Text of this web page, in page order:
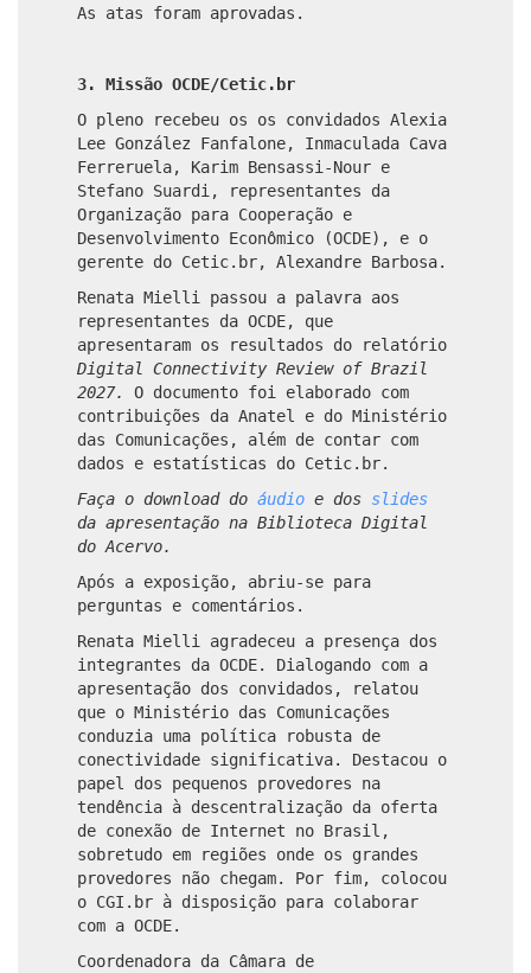
As atas foram aprovadas.
3. Missão OCDE/Cetic.br
O pleno recebeu os os convidados Alexia
Lee González Fanfalone, Inmaculada Cava
Ferreruela, Karim Bensassi-Nour e
Stefano Suardi, representantes da
Organização para Cooperação e
Desenvolvimento Econômico (OCDE), e o
gerente do Cetic.br, Alexandre Barbosa.
Renata Mielli passou a palavra aos
representantes da OCDE, que
apresentaram os resultados do relatório
Digital Connectivity Review of Brazil
2027. O documento foi elaborado com
contribuições da Anatel e do Ministério
das Comunicações, além de contar com
dados e estatísticas do Cetic.br.
Faça o download do áudio e dos slides
da apresentação na Biblioteca Digital
do Acervo.
Após a exposição, abriu-se para
perguntas e comentários.
Renata Mielli agradeceu a presença dos
integrantes da OCDE. Dialogando com a
apresentação dos convidados, relatou
que o Ministério das Comunicações
conduzia uma política robusta de
conectividade significativa. Destacou o
papel dos pequenos provedores na
tendência à descentralização da oferta
de conexão de Internet no Brasil,
sobretudo em regiões onde os grandes
provedores não chegam. Por fim, colocou
o CGI.br à disposição para colaborar
com a OCDE.
Coordenadora da Câmara de